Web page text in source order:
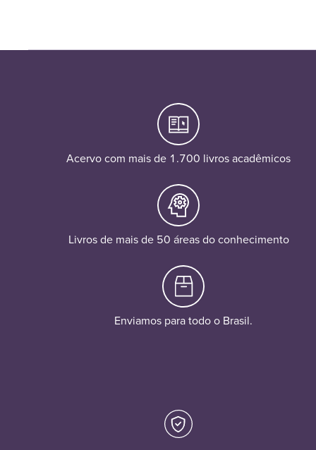
Acervo com mais de 1.700 livros acadêmicos
Livros de mais de 50 áreas do conhecimento
Enviamos para todo o Brasil.